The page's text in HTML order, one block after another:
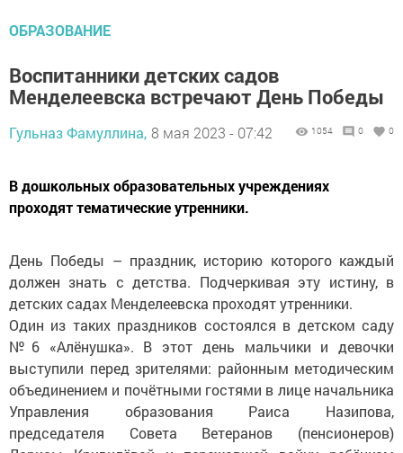
ОБРАЗОВАНИЕ
Воспитанники детских садов
Менделеевска встречают День Победы
Гульназ Фамуллина, 8 мая 2023 - 07:42 1054 0 0
В дошкольных образовательных учреждениях
проходят тематические утренники.
День Победы – праздник, историю которого каждый
должен знать с детства. Подчеркивая эту истину, в
детских садах Менделеевска проходят утренники.
Один из таких праздников состоялся в детском саду
№6 «Алёнушка». В этот день мальчики и девочки
выступили перед зрителями: районным методическим
объединением и почётными гостями в лице начальника
Управления образования Раиса Назипова,
председателя Совета Ветеранов (пенсионеров)